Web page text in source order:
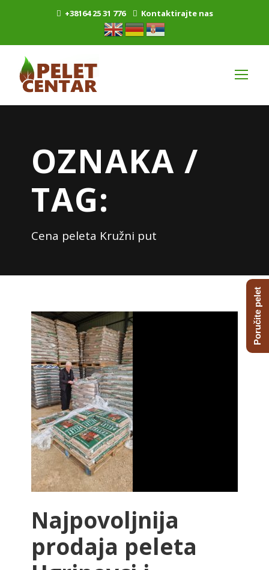
+38164 25 31 776 Kontaktirajte nas
OZNAKA /
TAG:
Cena peleta Kružni put
Najpovoljnija
prodaja peleta
Poručite pelet